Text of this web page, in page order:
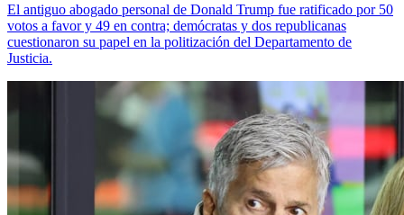
El antiguo abogado personal de Donald Trump fue ratificado por 50
votos a favor y 49 en contra; demócratas y dos republicanas
cuestionaron su papel en la politización del Departamento de
Justicia.